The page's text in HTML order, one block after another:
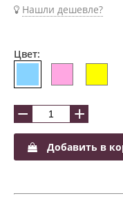
Нашли дешевле?
Цвет:
− +
Добавить в